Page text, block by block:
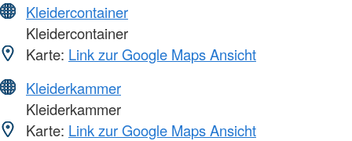
Kleidercontainer
Kleidercontainer
Karte: Link zur Google Maps Ansicht
Kleiderkammer
Kleiderkammer
Karte: Link zur Google Maps Ansicht